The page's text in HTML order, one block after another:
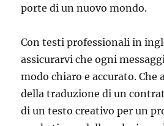
porte di un nuovo mondo.
Con testi professionali in
assicurarvi che ogni
modo chiaro e accurato. Che
della traduzione di un
di un testo creativo per un